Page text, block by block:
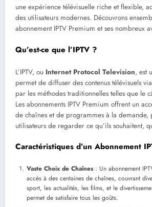
une expérience télévisuelle riche et flexible,
des utilisateurs modernes. Découvrons
abonnement IPTV Premium et ses nombreux
Qu’est-ce que l’IPTV ?
L’IPTV, ou Internet Protocol Television, est
permet de diffuser des contenus télévisuels
par les méthodes traditionnelles telles que le
Les abonnements IPTV Premium offrent un
de chaînes et de programmes à la demande,
utilisateurs de regarder ce qu’ils souhaitent,
Caractéristiques d’un Abonnement
Vaste Choix de Chaînes: Un abonnement
accès à des centaines de chaînes, couvrant
sport, les actualités, les films, et le
permet de satisfaire tous les goûts.